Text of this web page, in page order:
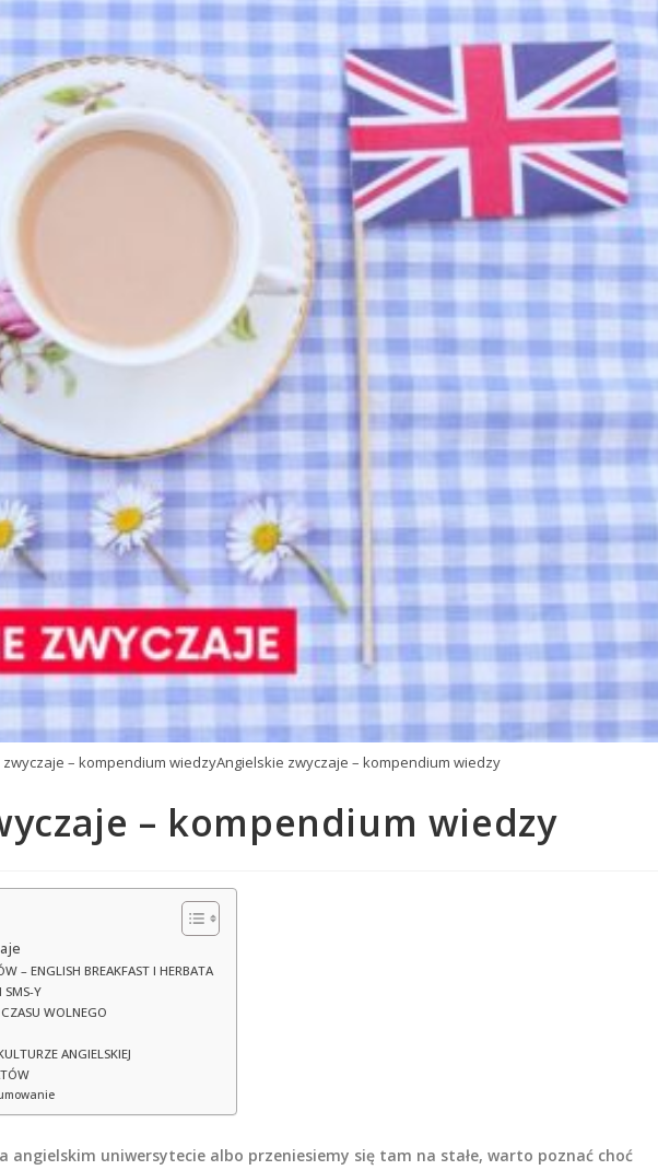
– kompendium wiedzyAngielskie zwyczaje – kompendium wiedzy
– kompendium wiedzy
– ENGLISH BREAKFAST I HERBATA
SMS-Y
WOLNEGO
ANGIELSKIEJ
angielskim uniwersytecie albo przeniesiemy się tam na stałe, warto poznać choć